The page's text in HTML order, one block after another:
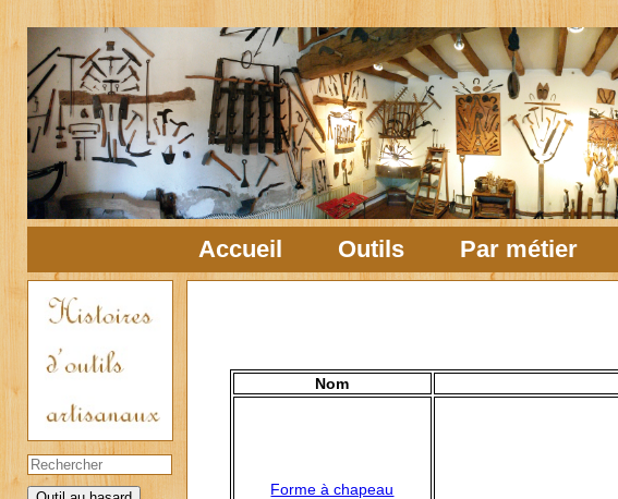
Accueil Outils Par métier
Nom
Forme à chapeau